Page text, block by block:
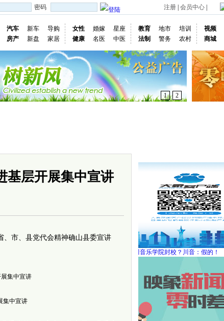
密码 注册 会员中心
汽车 新车
导购
房产
新盘 家居
女性 婚嫁
星座
健康
名医 中医
教育 地市
培训
法制
警务 农村
视频
商城
1 2
基层开展集中宣讲
、市、县党代会精神确山县委宣讲
集中宣讲
网传四川音乐学院封校？川音：假的！